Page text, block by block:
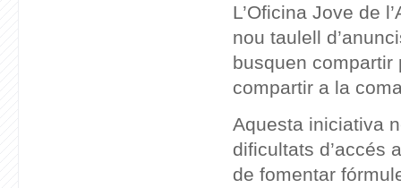
L’Oficina Jove de
nou taulell
busquen compartir
compartir a la
Aquesta iniciativa
dificultats d’accés
de fomentar